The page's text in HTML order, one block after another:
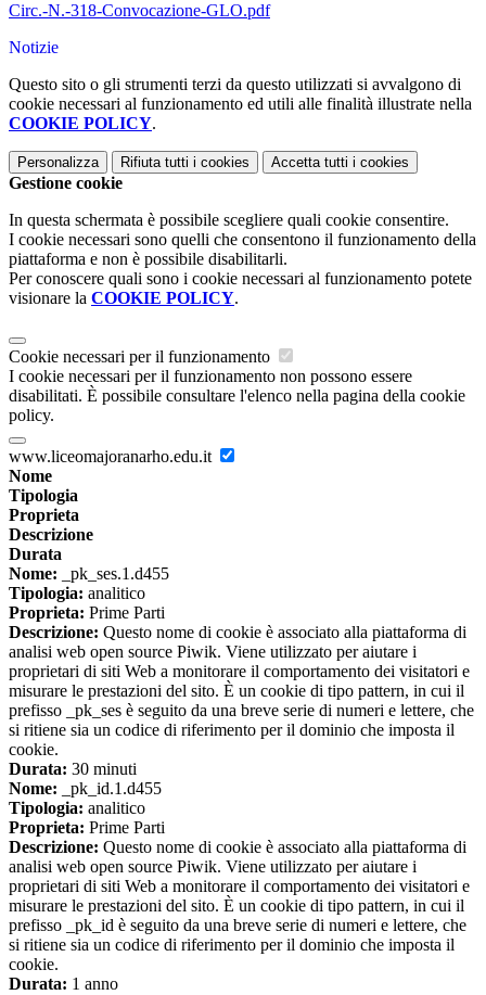
Circ.-N.-318-Convocazione-GLO.pdf
Notizie
Questo sito o gli strumenti terzi da questo utilizzati si avvalgono di
cookie necessari al funzionamento ed utili alle finalità illustrate nella
COOKIE POLICY.
Personalizza Rifiuta tutti i cookies Accetta tutti i cookies
Gestione cookie
In questa schermata è possibile scegliere quali cookie consentire.
I cookie necessari sono quelli che consentono il funzionamento della
piattaforma e non è possibile disabilitarli.
Per conoscere quali sono i cookie necessari al funzionamento potete
visionare la COOKIE POLICY.
Cookie necessari per il funzionamento
I cookie necessari per il funzionamento non possono essere
disabilitati. È possibile consultare l'elenco nella pagina della cookie
policy.
www.liceomajoranarho.edu.it
Nome
Tipologia
Proprieta
Descrizione
Durata
Nome: _pk_ses.1.d455
Tipologia: analitico
Proprieta: Prime Parti
Descrizione: Questo nome di cookie è associato alla piattaforma di
analisi web open source Piwik. Viene utilizzato per aiutare i
proprietari di siti Web a monitorare il comportamento dei visitatori e
misurare le prestazioni del sito. È un cookie di tipo pattern, in cui il
prefisso _pk_ses è seguito da una breve serie di numeri e lettere, che
si ritiene sia un codice di riferimento per il dominio che imposta il
cookie.
Durata: 30 minuti
Nome: _pk_id.1.d455
Tipologia: analitico
Proprieta: Prime Parti
Descrizione: Questo nome di cookie è associato alla piattaforma di
analisi web open source Piwik. Viene utilizzato per aiutare i
proprietari di siti Web a monitorare il comportamento dei visitatori e
misurare le prestazioni del sito. È un cookie di tipo pattern, in cui il
prefisso _pk_id è seguito da una breve serie di numeri e lettere, che
si ritiene sia un codice di riferimento per il dominio che imposta il
cookie.
Durata: 1 anno